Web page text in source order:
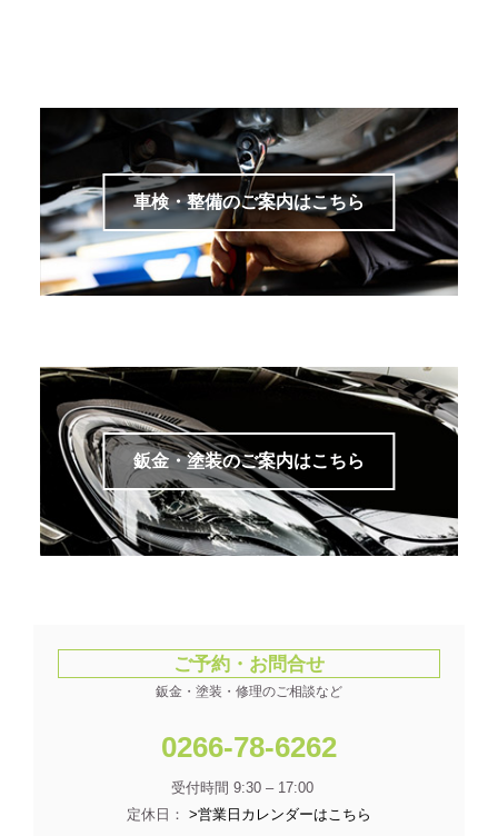
車検・整備のご案内はこちら
鈑金・塗装のご案内はこちら
ご予約・お問合せ
鈑金・塗装・修理のご相談など
0266-78-6262
受付時間 9:30 – 17:00
定休日： >営業日カレンダーはこちら